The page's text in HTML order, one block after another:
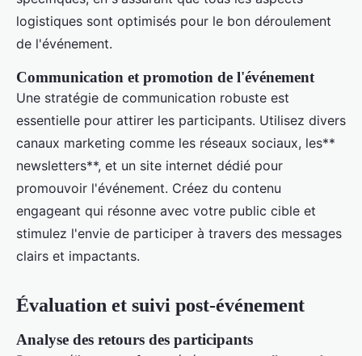
logistiques sont optimisés pour le bon déroulement
de l'événement.
Communication et promotion de l'événement
Une stratégie de communication robuste est
essentielle pour attirer les participants. Utilisez divers
canaux marketing comme les réseaux sociaux, les**
newsletters**, et un site internet dédié pour
promouvoir l'événement. Créez du contenu
engageant qui résonne avec votre public cible et
stimulez l'envie de participer à travers des messages
clairs et impactants.
Évaluation et suivi post-événement
Analyse des retours des participants